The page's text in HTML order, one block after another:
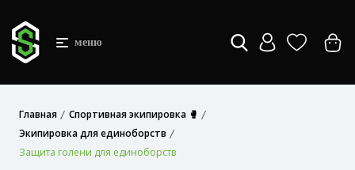
меню
Главная
Спортивная экипировка 🥊
Экипировка для единоборств
Защита голени для единоборств